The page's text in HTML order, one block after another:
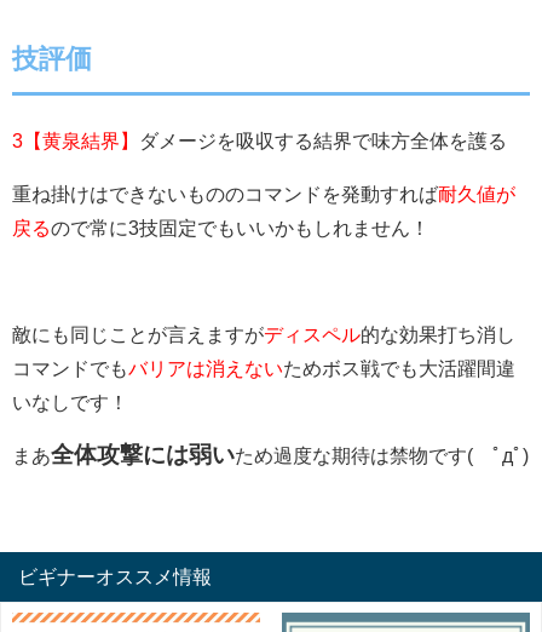
技評価
3【黄泉結界】 ダメージを吸収する結界で味方全体を護る
重ね掛けはできないもののコマンドを発動すれば耐久値が
戻るので常に3技固定でもいいかもしれません！
敵にも同じことが言えますがディスペル的な効果打ち消し
コマンドでもバリアは消えないためボス戦でも大活躍間違
いなしです！
まあ全体攻撃には弱いため過度な期待は禁物です( ﾟдﾟ)
ビギナーオススメ情報